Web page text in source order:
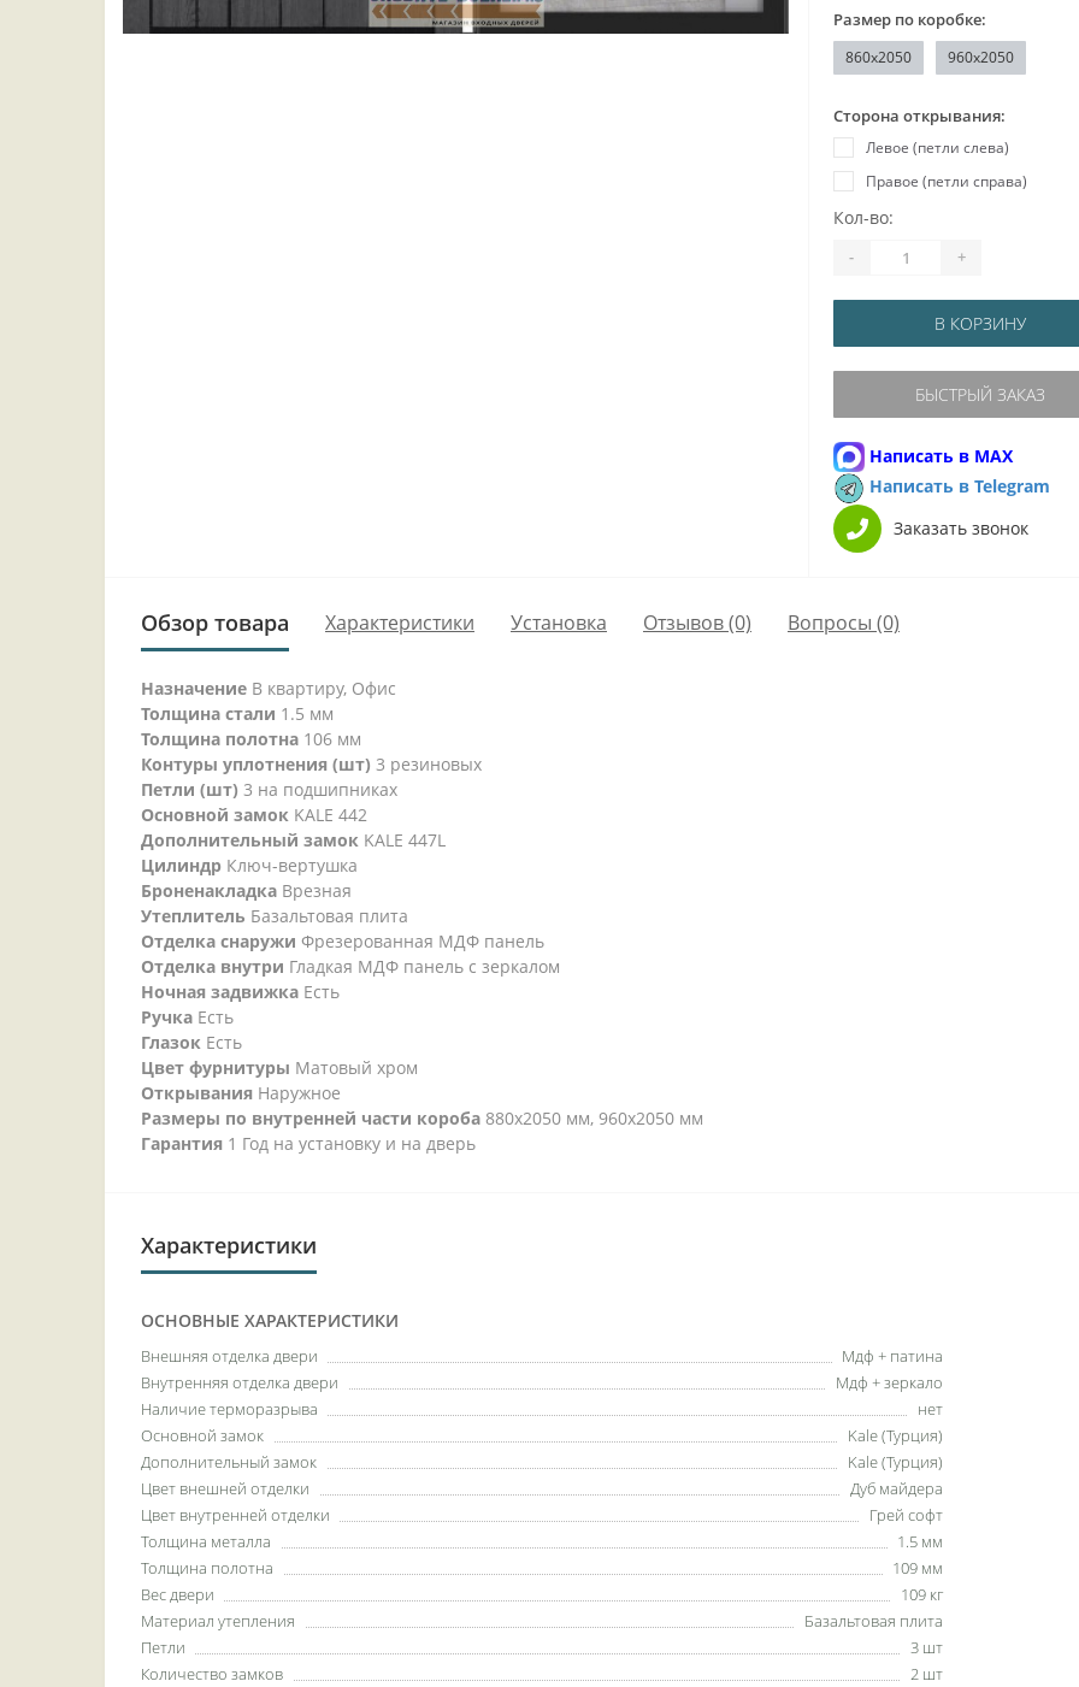
Размер по коробке:
860x2050 960x2050
Сторона открывания:
Левое (петли слева)
Правое (петли справа)
Кол-во:
- +
В КОРЗИНУ
БЫСТРЫЙ ЗАКАЗ
Написать в MAX
Написать в Telegram
Заказать звонок
Обзор товара Характеристики Установка Отзывов (0) Вопросы (0)
Назначение В квартиру, Офис
Толщина стали 1.5 мм
Толщина полотна 106 мм
Контуры уплотнения (шт) 3 резиновых
Петли (шт) 3 на подшипниках
Основной замок KALE 442
Дополнительный замок KALE 447L
Цилиндр Ключ-вертушка
Броненакладка Врезная
Утеплитель Базальтовая плита
Отделка снаружи Фрезерованная МДФ панель
Отделка внутри Гладкая МДФ панель с зеркалом
Ночная задвижка Есть
Ручка Есть
Глазок Есть
Цвет фурнитуры Матовый хром
Открывания Наружное
Размеры по внутренней части короба 880х2050 мм, 960х2050 мм
Гарантия 1 Год на установку и на дверь
Характеристики
ОСНОВНЫЕ ХАРАКТЕРИСТИКИ
Внешняя отделка двери
Мдф + патина
Внутренняя отделка двери
Мдф + зеркало
Наличие терморазрыва
нет
Основной замок
Kale (Турция)
Дополнительный замок
Kale (Турция)
Цвет внешней отделки
Дуб майдера
Цвет внутренней отделки
Грей софт
Толщина металла
1.5 мм
Толщина полотна
109 мм
Вес двери
109 кг
Материал утепления
Базальтовая плита
Петли
3 шт
Количество замков
2 шт